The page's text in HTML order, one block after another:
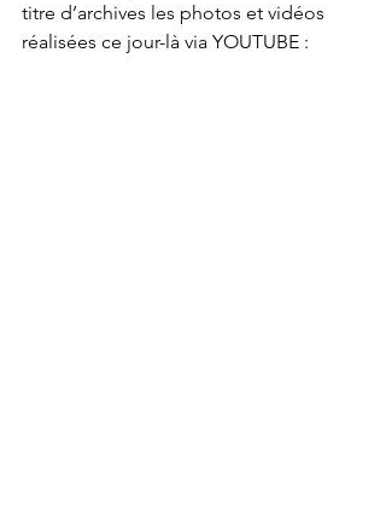
titre d’archives les photos et vidéos
réalisées ce jour-là via YOUTUBE :